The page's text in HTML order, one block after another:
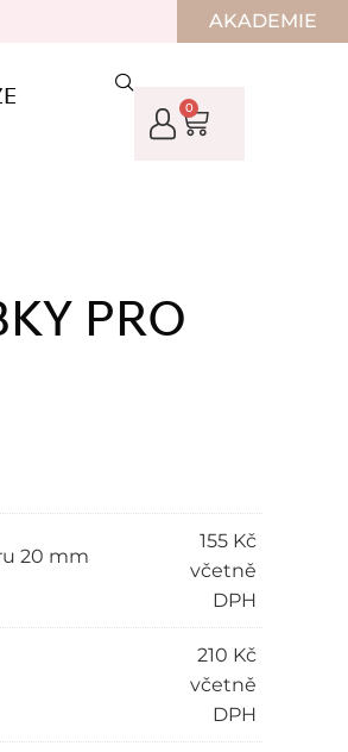
AKADEMIE
0
PRO
20 mm
155 Kč
včetně
DPH
210 Kč
včetně
DPH